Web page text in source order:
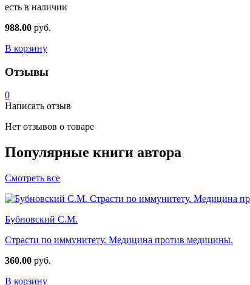
есть в наличии
988.00 руб.
В корзину
Отзывы
0
Написать отзыв
Нет отзывов о товаре
Популярные книги автора
Смотреть все
Бубновский С.М.
Страсти по иммунитету. Медицина против медицины.
360.00 руб.
В корзину